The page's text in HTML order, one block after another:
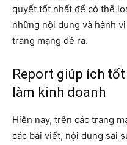
quyết tốt nhất để có thể
những nội dung và hành
trang mạng đề ra.
Report giúp ích
làm kinh doanh
Hiện nay, trên các trang
các bài viết, nội dung sai